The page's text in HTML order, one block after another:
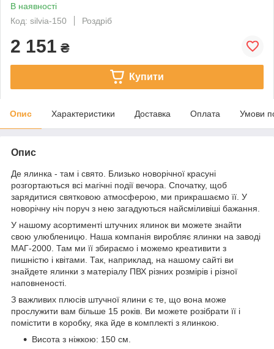
В наявності
Код: silvia-150
Роздріб
2 151 ₴
Купити
Опис Характеристики Доставка Оплата Умови
Опис
Де ялинка - там і свято. Близько новорічної красуні
розгортаються всі магічні події вечора. Спочатку, щоб
зарядитися святковою атмосферою, ми прикрашаємо її. У
новорічну ніч поруч з нею загадуються найсміливіші бажання.
У нашому асортименті штучних ялинок ви можете знайти
свою улюбленицю. Наша компанія виробляє ялинки на заводі
МАГ-2000. Там ми її збираємо і можемо креативити з
пишністю і квітами. Так, наприклад, на нашому сайті ви
знайдете ялинки з матеріалу ПВХ різних розмірів і різної
наповненості.
З важливих плюсів штучної ялини є те, що вона може
прослужити вам більше 15 років. Ви можете розібрати її і
помістити в коробку, яка йде в комплекті з ялинкою.
Висота з ніжкою: 150 см.